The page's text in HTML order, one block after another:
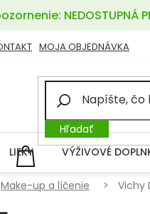
NEDOSTUPNÁ
MOJA OBJEDNÁVKA
Hľadať
NÁKUPNÝ
KOŠÍK
LIEKY VÝŽIVOVÉ
Make-up a líčenie Vichy